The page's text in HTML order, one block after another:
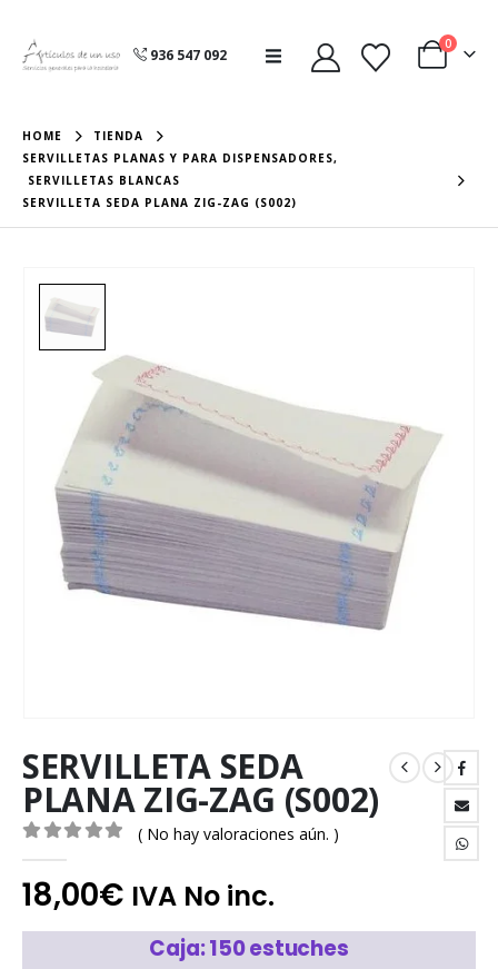
936 547 092
0
HOME
TIENDA
SERVILLETAS PLANAS Y PARA DISPENSADORES,
SERVILLETAS BLANCAS
SERVILLETA SEDA PLANA ZIG-ZAG (S002)
SERVILLETA SEDA
PLANA ZIG-ZAG (S002)
( No hay valoraciones aún. )
18,00€ IVA No inc.
Caja: 150 estuches